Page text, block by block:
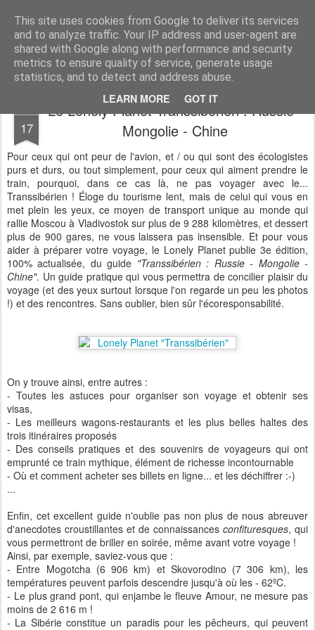
This site uses cookies from Google to deliver its services
and to analyze traffic. Your IP address and user-agent are
shared with Google along with performance and security
metrics to ensure quality of service, generate usage
statistics, and to detect and address abuse.
LEARN MORE GOT IT
Desperate Houseman : les pérégrinations d'un papa, mais pas que !
17
Le Lonely Planet Transsibérien : Russie -
Mongolie - Chine
Pour ceux qui ont peur de l'avion, et / ou qui sont des écologistes
purs et durs, ou tout simplement, pour ceux qui aiment prendre le
train, pourquoi, dans ce cas là, ne pas voyager avec le...
Transsibérien ! Éloge du tourisme lent, mais de celui qui vous en
met plein les yeux, ce moyen de transport unique au monde qui
rallie Moscou à Vladivostok sur plus de 9 288 kilomètres, et dessert
plus de 900 gares, ne vous laissera pas insensible. Et pour vous
aider à préparer votre voyage, le Lonely Planet publie 3e édition,
100% actualisée, du guide "Transsibérien : Russie - Mongolie -
Chine". Un guide pratique qui vous permettra de concilier plaisir du
voyage (et des yeux surtout lorsque l'on regarde un peu les photos
!) et des rencontres. Sans oublier, bien sûr l'écoresponsabilité.
On y trouve ainsi, entre autres :
- Toutes les astuces pour organiser son voyage et obtenir ses
visas,
- Les meilleurs wagons-restaurants et les plus belles haltes des
trois itinéraires proposés
- Des conseils pratiques et des souvenirs de voyageurs qui ont
emprunté ce train mythique, élément de richesse incontournable
- Où et comment acheter ses billets en ligne... et les déchiffrer :-)
...
Enfin, cet excellent guide n'oublie pas non plus de nous abreuver
d'anecdotes croustillantes et de connaissances confituresques, qui
vous permettront de briller en soirée, même avant votre voyage !
Ainsi, par exemple, saviez-vous que :
- Entre Mogotcha (6 906 km) et Skovorodino (7 306 km), les
températures peuvent parfois descendre jusqu'à où les - 62ºC.
- Le plus grand pont, qui enjambe le fleuve Amour, ne mesure pas
moins de 2 616 m !
- La Sibérie constitue un paradis pour les pêcheurs, qui peuvent